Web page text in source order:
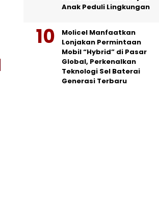
Anak Peduli Lingkungan
Molicel Manfaatkan
Lonjakan Permintaan
Mobil “Hybrid” di Pasar
Global, Perkenalkan
Teknologi Sel Baterai
Generasi Terbaru